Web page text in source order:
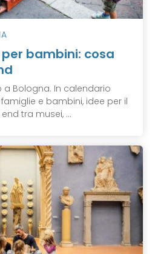
bambini: cosa
a Bologna. In calendario
e bambini, idee per il
tra musei, ...